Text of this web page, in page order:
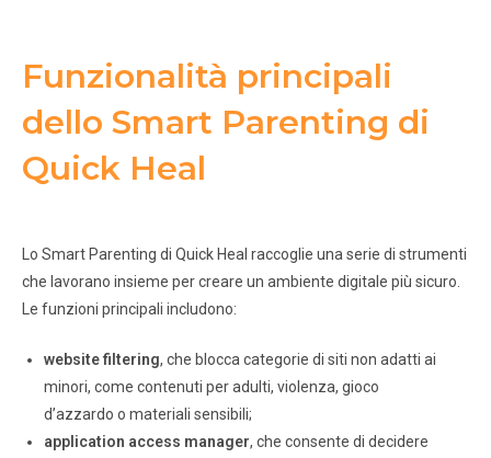
Funzionalità principali
dello Smart Parenting di
Quick Heal
Lo Smart Parenting di Quick Heal raccoglie una serie di strumenti
che lavorano insieme per creare un ambiente digitale più sicuro.
Le funzioni principali includono:
website filtering, che blocca categorie di siti non adatti ai
minori, come contenuti per adulti, violenza, gioco
d’azzardo o materiali sensibili;
application access manager, che consente di decidere